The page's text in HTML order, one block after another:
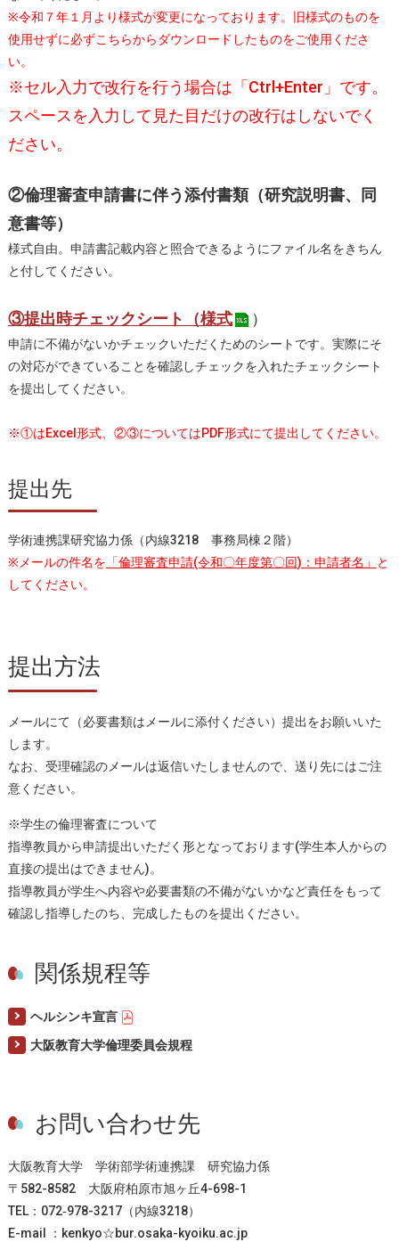
※令和７年１月より様式が変更になっております。旧様式のものを
使用せずに必ずこちらからダウンロードしたものをご使用くださ
い。
※セル入力で改行を行う場合は「Ctrl+Enter」です。
スペースを入力して見た目だけの改行はしないでく
ださい。
②倫理審査申請書に伴う添付書類（研究説明書、同
意書等）
様式自由。申請書記載内容と照合できるようにファイル名をきちん
と付してください。
③提出時チェックシート（様式 ）
申請に不備がないかチェックいただくためのシートです。実際にそ
の対応ができていることを確認しチェックを入れたチェックシート
を提出してください。
※①はExcel形式、②③についてはPDF形式にて提出してください。
提出先
学術連携課研究協力係（内線3218 事務局棟２階）
※メールの件名を 「倫理審査申請(令和〇年度第〇回)：申請者名」
と
してください。
提出方法
メールにて（必要書類はメールに添付ください）提出をお願いいた
します。
なお、受理確認のメールは返信いたしませんので、送り先にはご注
意ください。
※学生の倫理審査について
指導教員から申請提出いただく形となっております(学生本人からの
直接の提出はできません)。
指導教員が学生へ内容や必要書類の不備がないかなど責任をもって
確認し指導したのち、完成したものを提出ください。
関係規程等
ヘルシンキ宣言
大阪教育大学倫理委員会規程
お問い合わせ先
大阪教育大学 学術部学術連携課 研究協力係
〒582-8582 大阪府柏原市旭ヶ丘4-698-1
TEL：072‐978-3217（内線3218）
E-mail ：kenkyo☆bur.osaka-kyoiku.ac.jp